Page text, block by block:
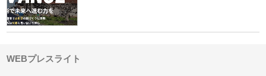
WEBプレスライト